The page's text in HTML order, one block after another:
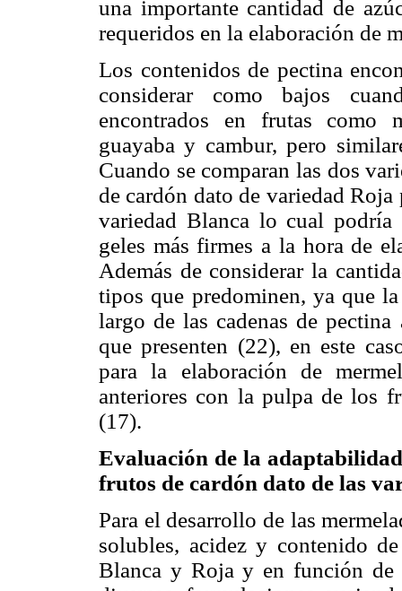
una importante cantidad de
requeridos en la elaboración de
Los contenidos de pectina
considerar como bajos
encontrados en frutas como
guayaba y cambur, pero
Cuando se comparan las dos
de cardón dato de variedad
variedad Blanca lo cual
geles más firmes a la hora de
Además de considerar la
tipos que predominen, ya que
largo de las cadenas de
que presenten (22), en este
para la elaboración de
anteriores con la pulpa de los
(17).
Evaluación de la
frutos de cardón dato de las
Para el desarrollo de las
solubles, acidez y contenido
Blanca y Roja y en función de